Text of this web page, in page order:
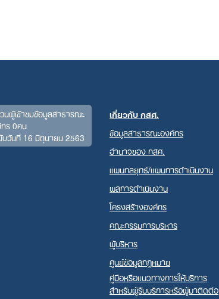
Search
นผู้เข้าชมข้อมูลสาธารณะ
ร 0คน
บวันที่ 16 มิถุนายน 2563
เกี่ยวกับ กสศ.
ข้อมูลสาธารณะองค์กร
อำนาจของ กสศ.
แผนกลยุทธ์/แผนการดำเนินงาน
ผลการดำเนินงาน
โครงสร้างองค์กร
คณะกรรมการบริหาร
ผู้บริหาร
ศูนย์ข้อมูลกฎหมาย
คู่มือหรือแนวทางการให้บริการ
สำหรับผู้รับบริการหรือผู้มาติดต่อ